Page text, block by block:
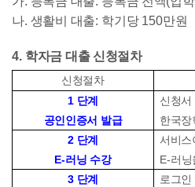
나. 생활비 대출: 학기당 150만원
4. 학자금 대출 신청절차
신청절차
1 단계
공인인증서 발급
신청
한국
2 단계
E-러닝 수강
서비스
E-러
3 단계
로그